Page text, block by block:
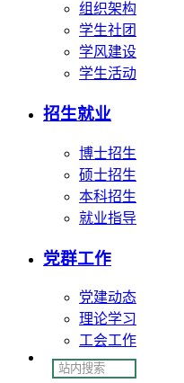
组织架构
学生社团
学风建设
学生活动
招生就业
博士招生
硕士招生
本科招生
就业指导
党群工作
党建动态
理论学习
工会工作